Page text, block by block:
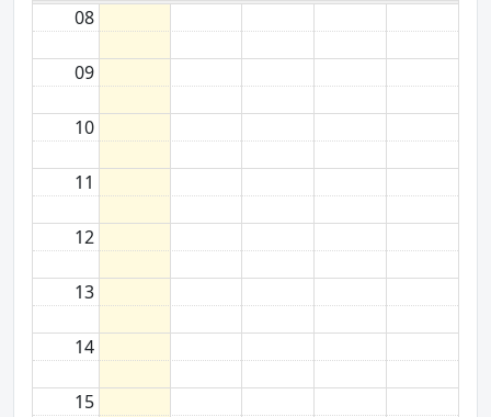
08
09
10
11
12
13
14
15